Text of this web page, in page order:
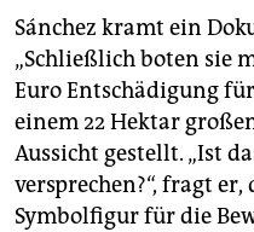
Sánchez kramt ein
„Schließlich boten sie
Euro Entschädigung
einem 22 Hektar
Aussicht gestellt. „Ist
versprechen?“, fragt
Symbolfigur für die